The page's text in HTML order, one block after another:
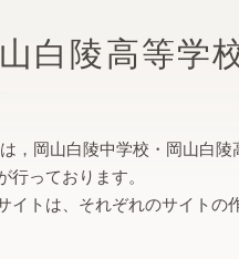
白陵高等学
岡山白陵中学校・岡山白
っております。
トは、それぞれのサイトの